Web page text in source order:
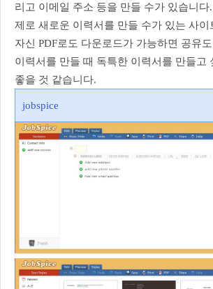
리고 이메일 주소 등을 만들 수가 있습니다
제로 새로운 이력서를 만들 수가 있는 사이
자신 PDF로도 다운로드가 가능하면 공유
이력서를 만들 때 독특한 이력서를 만들고
좋을 것 같습니다.
jobspice